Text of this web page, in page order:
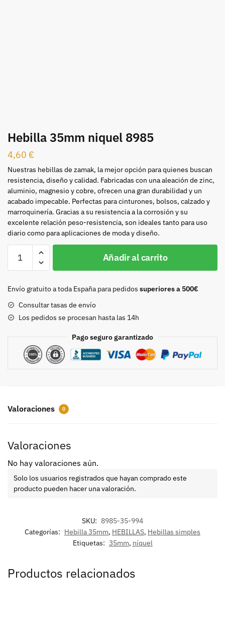
Hebilla 35mm niquel 8985
4,60 €
Nuestras hebillas de zamak, la mejor opción para quienes buscan
resistencia, diseño y calidad. Fabricadas con una aleación de zinc,
aluminio, magnesio y cobre, ofrecen una gran durabilidad y un
acabado impecable. Perfectas para cinturones, bolsos, calzado y
marroquinería. Gracias a su resistencia a la corrosión y su
excelente relación peso-resistencia, son ideales tanto para uso
diario como para aplicaciones de moda y diseño.
35mm
8985
Añadir al carrito
Envío gratuito a toda España para pedidos superiores a 500€
Consultar tasas de envío
Los pedidos se procesan hasta las 14h
Pago seguro garantizado
Valoraciones 0
Valoraciones
No hay valoraciones aún.
Solo los usuarios registrados que hayan comprado este
producto pueden hacer una valoración.
SKU: 8985-35-994
Categorías: Hebilla 35mm, HEBILLAS, Hebillas simples
Etiquetas: 35mm, níquel
Productos relacionados